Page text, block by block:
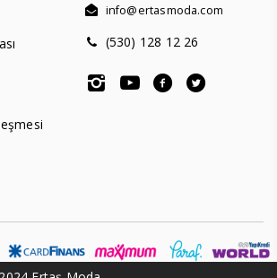
info@ertasmoda.com
(530) 128 12 26